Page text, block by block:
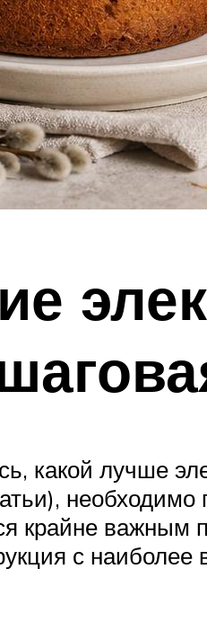
какой лучше
крайне важным
с